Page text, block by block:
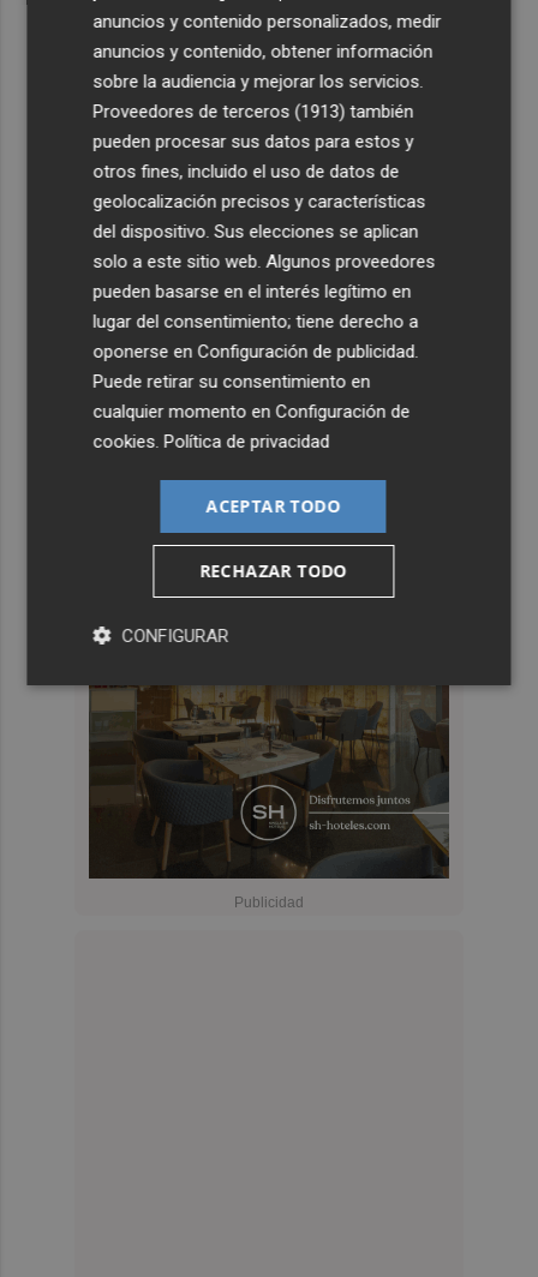
anuncios y contenido personalizados, medir
anuncios y contenido, obtener información
sobre la audiencia y mejorar los servicios.
Proveedores de terceros (1913) también
pueden procesar sus datos para estos y
otros fines, incluido el uso de datos de
geolocalización precisos y características
del dispositivo. Sus elecciones se aplican
solo a este sitio web. Algunos proveedores
pueden basarse en el interés legítimo en
lugar del consentimiento; tiene derecho a
oponerse enConfiguración de publicidad.
Puede retirar su consentimiento en
cualquier momento enConfiguración de
cookies.Política de privacidad
ACEPTAR TODO
RECHAZAR TODO
CONFIGURAR